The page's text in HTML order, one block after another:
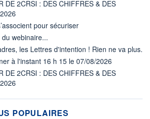
DE 2CRSI : DES CHIFFRES & DES
pour sécuriser
webinaire...
les Lettres d'intention ! Rien ne va plus.
à l'instant 16 h 15 le 07/08/2026
DE 2CRSI : DES CHIFFRES & DES
POPULAIRES